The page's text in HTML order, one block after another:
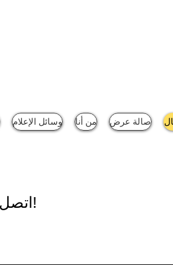
وسائل الإعلام من أنا صالة عرض
اتصل بي ، سأجيب عليك!